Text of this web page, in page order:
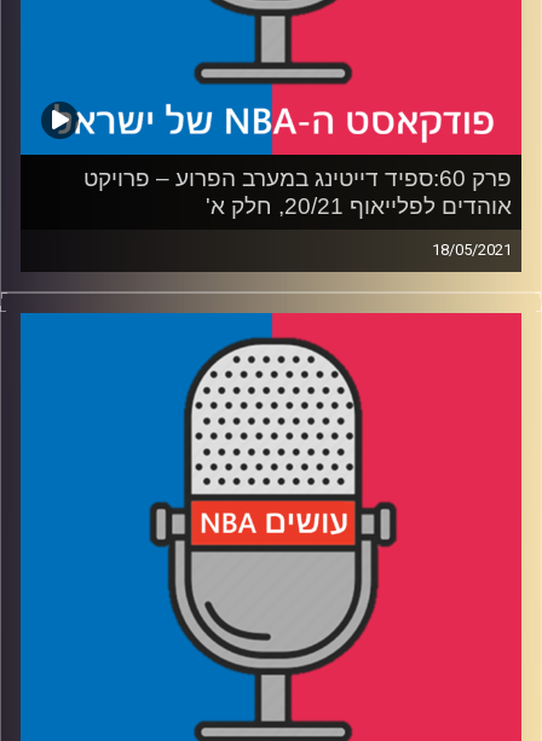
פרק 60:ספיד דייטינג במערב הפרוע – פרויקט
אוהדים לפלייאוף 20/21, חלק א'
18/05/2021
פודקאסט האן.בי.איי עם ערן סורוקה, שרון דוידוביץ', משה
דוידוביץ' ועידן לוצקי
קרדיט תמונות:עידן לוצקי